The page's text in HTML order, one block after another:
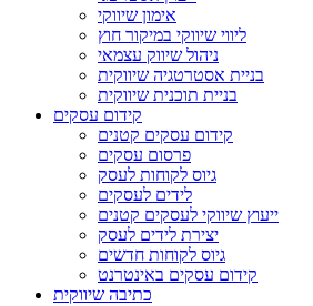
אימון שיווקי
ליווי שיווקי במיקור חוץ
ניהול שיווק עצמאי
בניית אסטרטגיה שיווקית
בניית תוכנית שיווקית
קידום עסקים
קידום עסקים קטנים
פרסום עסקים
גיוס לקוחות לעסק
לידים לעסקים
ייעוץ שיווקי לעסקים קטנים
יצירת לידים לעסק
גיוס לקוחות חדשים
קידום עסקים באינטרנט
כתיבה שיווקית